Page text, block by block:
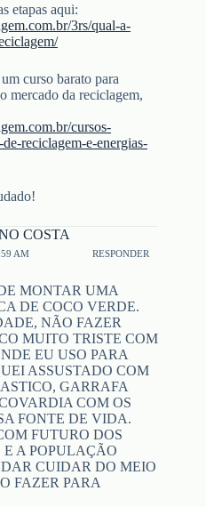
etapas aqui:
3rs/qual-a-
curso barato para
mercado da reciclagem,
cursos-
de-reciclagem-e-energias-
COSTA
AM RESPONDER
MONTAR UMA
DE COCO VERDE.
NÃO FAZER
MUITO TRISTE COM
EU USO PARA
ASSUSTADO COM
GARRAFA
COM OS
FONTE DE VIDA.
FUTURO DOS
A POPULAÇÃO
CUIDAR DO MEIO
FAZER PARA